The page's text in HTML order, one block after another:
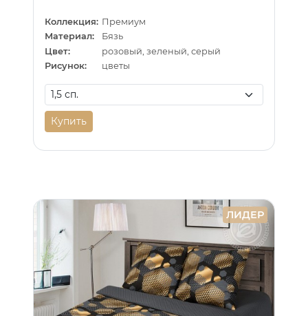
Коллекция: Премиум
Материал:
Бязь
Цвет:
розовый, зеленый, серый
Рисунок:
цветы
Купить
ЛИДЕР